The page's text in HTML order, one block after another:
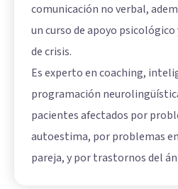
comunicación no verbal,
un curso de apoyo
de crisis.
Es experto en coaching,
programación
pacientes afectados por
autoestima, por problemas
pareja, y por trastornos del